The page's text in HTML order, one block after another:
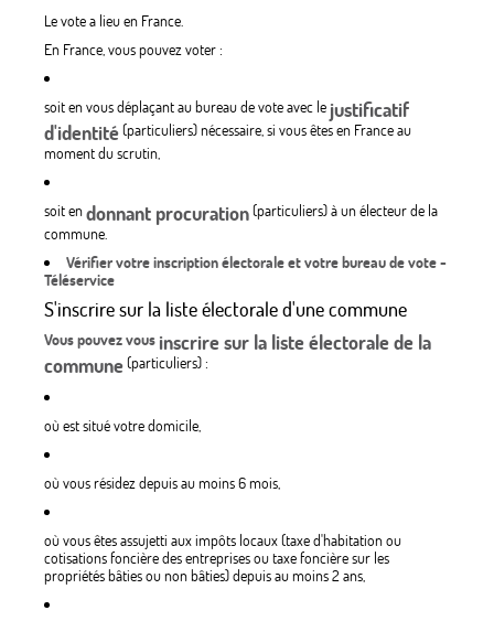
Le vote a lieu en France.
En France, vous pouvez voter :
soit en vous déplaçant au bureau de vote avec le justificatif
d'identité(particuliers) nécessaire, si vous êtes en France au
moment du scrutin,
soit endonnant procuration(particuliers) à un électeur de la
commune.
Vérifier votre inscription électorale et votre bureau de vote -
Téléservice
S'inscrire sur la liste électorale d'une commune
Vous pouvez vous inscrire sur la liste électorale de la
commune(particuliers) :
où est situé votre domicile,
où vous résidez depuis au moins 6 mois,
où vous êtes assujetti aux impôts locaux (taxe d'habitation ou
cotisations foncière des entreprises ou taxe foncière sur les
propriétés bâties ou non bâties) depuis au moins 2 ans,